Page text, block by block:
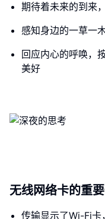
期待着未来的到来
感知身边的一草一
回应内心的呼唤，
美好
无线网络卡的重
传输显示了Wi-Fi卡